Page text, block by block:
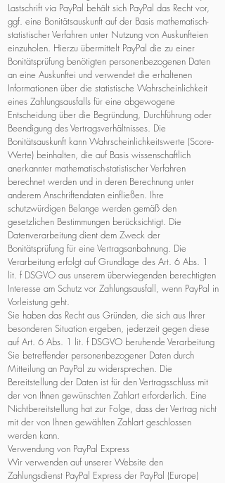
Lastschrift via PayPal behält sich PayPal das Recht vor,
ggf. eine Bonitätsauskunft auf der Basis mathematisch-
statistischer Verfahren unter Nutzung von Auskunfteien
einzuholen. Hierzu übermittelt PayPal die zu einer
Bonitätsprüfung benötigten personenbezogenen Daten
an eine Auskunftei und verwendet die erhaltenen
Informationen über die statistische Wahrscheinlichkeit
eines Zahlungsausfalls für eine abgewogene
Entscheidung über die Begründung, Durchführung oder
Beendigung des Vertragsverhältnisses. Die
Bonitätsauskunft kann Wahrscheinlichkeitswerte (Score-
Werte) beinhalten, die auf Basis wissenschaftlich
anerkannter mathematisch-statistischer Verfahren
berechnet werden und in deren Berechnung unter
anderem Anschriftendaten einfließen. Ihre
schutzwürdigen Belange werden gemäß den
gesetzlichen Bestimmungen berücksichtigt. Die
Datenverarbeitung dient dem Zweck der
Bonitätsprüfung für eine Vertragsanbahnung. Die
Verarbeitung erfolgt auf Grundlage des Art. 6 Abs. 1
lit. f DSGVO aus unserem überwiegenden berechtigten
Interesse am Schutz vor Zahlungsausfall, wenn PayPal in
Vorleistung geht.
Sie haben das Recht aus Gründen, die sich aus Ihrer
besonderen Situation ergeben, jederzeit gegen diese
auf Art. 6 Abs. 1 lit. f DSGVO beruhende Verarbeitung
Sie betreffender personenbezogener Daten durch
Mitteilung an PayPal zu widersprechen. Die
Bereitstellung der Daten ist für den Vertragsschluss mit
der von Ihnen gewünschten Zahlart erforderlich. Eine
Nichtbereitstellung hat zur Folge, dass der Vertrag nicht
mit der von Ihnen gewählten Zahlart geschlossen
werden kann.
Verwendung von PayPal Express
Wir verwenden auf unserer Website den
Zahlungsdienst PayPal Express der PayPal (Europe)